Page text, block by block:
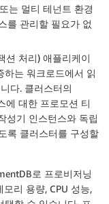
는 멀티 테넌트 환경
를 관리할 필요가 없
션 처리) 애플리케이
하는 워크로드에서 읽
다. 클러스터의
에 대한 프로모션 티
성기 인스턴스와 독립
록 클러스터를 구성할
로 프로비저닝
리 용량, CPU 성능,